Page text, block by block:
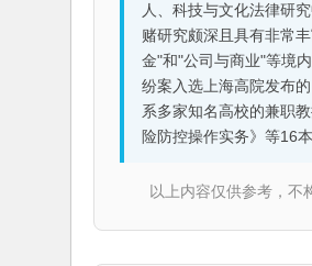
人、科技与文化法律研
赌研究颇深且具有非常
金"和"公司与商业"等境
纷案入选上海高院发布
系多家知名高校的兼职
险防控操作实务》等16
以上内容仅供参考，